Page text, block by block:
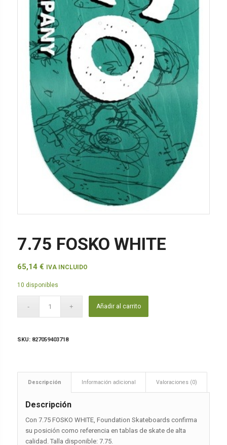
7.75 FOSKO WHITE
65,14 € IVA INCLUIDO
10 disponibles
Añadir al carrito
SKU: 827059403718
Descripción Información adicional Valoraciones (0)
Descripción
Con 7.75 FOSKO WHITE, Foundation Skateboards confirma
su posición como referencia en tablas de skate de alta
calidad. Talla disponible: 7.75.